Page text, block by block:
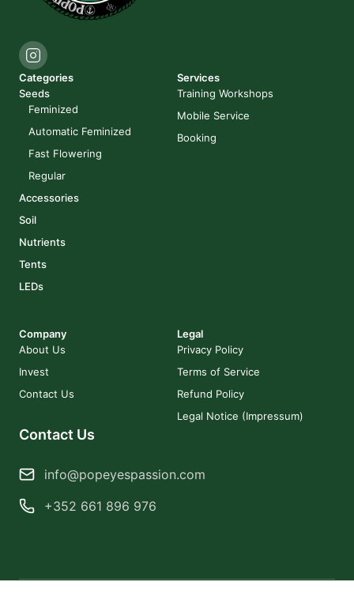
Categories
Seeds
Feminized
Automatic Feminized
Fast Flowering
Regular
Accessories
Soil
Nutrients
Tents
LEDs
Services
Training Workshops
Mobile Service
Booking
Company
About Us
Invest
Contact Us
Legal
Privacy Policy
Terms of Service
Refund Policy
Legal Notice (Impressum)
Contact Us
info@popeyespassion.com
+352 661 896 976